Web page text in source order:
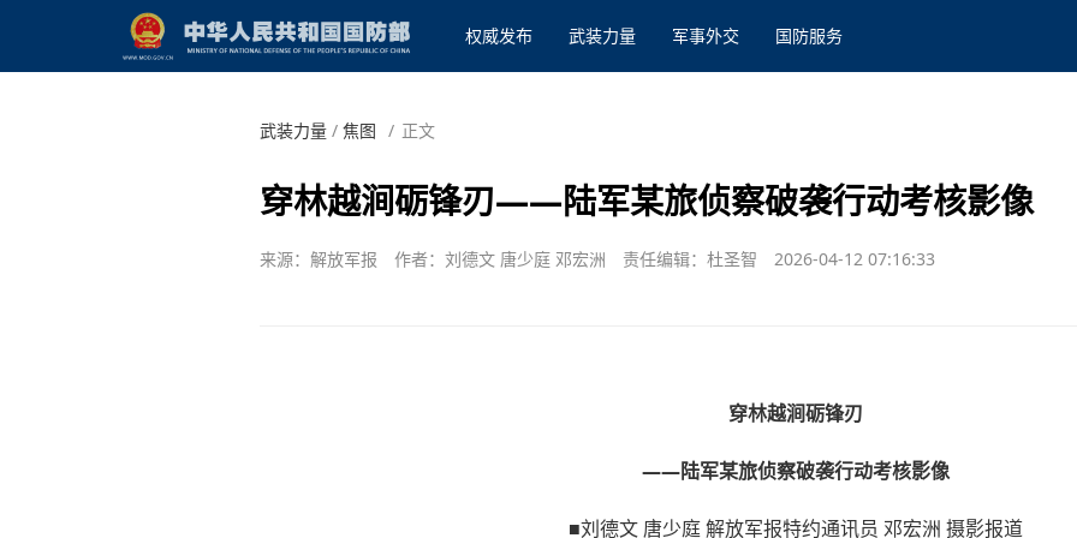
权威发布 武装力量 军事外交 国防服务
武装力量/ 焦图 / 正文
穿林越涧砺锋刃——陆军某旅侦察破袭行动考核影像
来源：解放军报 作者：刘德文 唐少庭 邓宏洲 责任编辑：杜圣智 2026-04-12 07:16:33
穿林越涧砺锋刃
——陆军某旅侦察破袭行动考核影像
■刘德文 唐少庭 解放军报特约通讯员 邓宏洲 摄影报道